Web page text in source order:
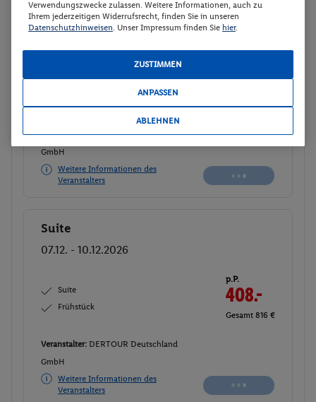
Buchen
Suite
Suite
407.-
Gesamt 814 €
Veranstalter:DERTOUR Deutschland
GmbH
Weitere Informationen des
Veranstalters
Buchen
Buchen
Suite
07.12. - 10.12.2026
Suite
Frühstück
p.P.
408.-
Gesamt 816 €
Veranstalter: DERTOUR Deutschland
GmbH
Weitere Informationen des
Veranstalters
Verwendungszwecke zulassen. Weitere Informationen, auch zu
Ihrem jederzeitigen Widerrufsrecht, finden Sie in unseren
Datenschutzhinweisen. Unser Impressum finden Sie hier.
ZUSTIMMEN
ANPASSEN
ABLEHNEN